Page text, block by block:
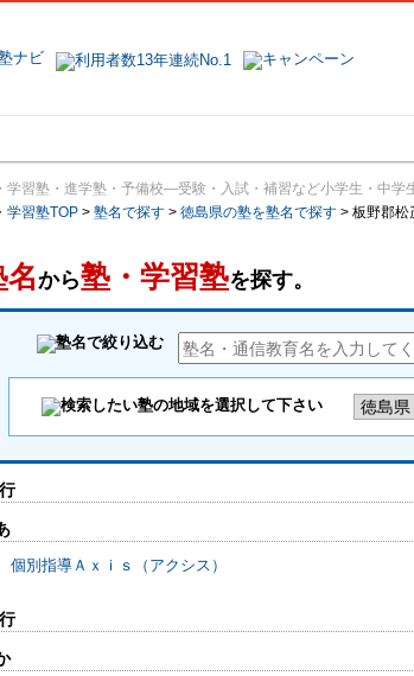
学習塾・進学塾・予備校―受験・入試・補習など小学生・中学
学習塾TOP > 塾名で探す > 徳島県の塾を塾名で探す > 板野郡松
名から塾・学習塾を探す。
個別指導Ａｘｉｓ（アクシス）